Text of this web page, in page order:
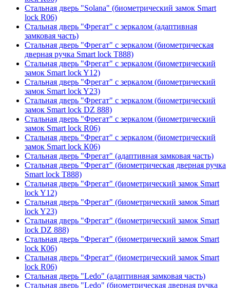
Стальная дверь "Solana" (биометрический замок Smart
lock R06)
Стальная дверь "Фрегат" с зеркалом (адаптивная
замковая часть)
Стальная дверь "Фрегат" с зеркалом (биометрическая
дверная ручка Smart lock T888)
Стальная дверь "Фрегат" с зеркалом (биометрический
замок Smart lock Y12)
Стальная дверь "Фрегат" с зеркалом (биометрический
замок Smart lock Y23)
Стальная дверь "Фрегат" с зеркалом (биометрический
замок Smart lock DZ 888)
Стальная дверь "Фрегат" с зеркалом (биометрический
замок Smart lock R06)
Стальная дверь "Фрегат" с зеркалом (биометрический
замок Smart lock К06)
Стальная дверь "Фрегат" (адаптивная замковая часть)
Стальная дверь "Фрегат" (биометрическая дверная ручка
Smart lock T888)
Стальная дверь "Фрегат" (биометрический замок Smart
lock Y12)
Стальная дверь "Фрегат" (биометрический замок Smart
lock Y23)
Стальная дверь "Фрегат" (биометрический замок Smart
lock DZ 888)
Стальная дверь "Фрегат" (биометрический замок Smart
lock К06)
Стальная дверь "Фрегат" (биометрический замок Smart
lock R06)
Стальная дверь "Ledo" (адаптивная замковая часть)
Стальная дверь "Ledo" (биометрическая дверная ручка